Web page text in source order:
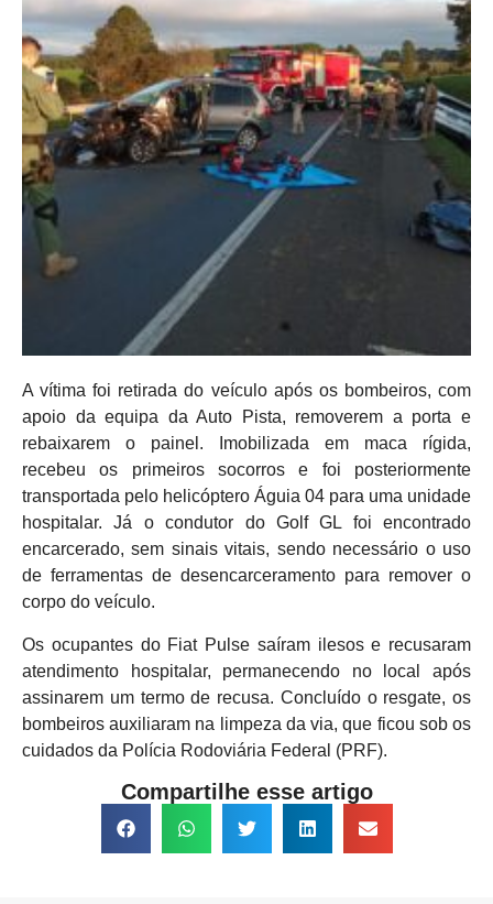
A vítima foi retirada do veículo após os bombeiros, com
apoio da equipa da Auto Pista, removerem a porta e
rebaixarem o painel. Imobilizada em maca rígida,
recebeu os primeiros socorros e foi posteriormente
transportada pelo helicóptero Águia 04 para uma unidade
hospitalar. Já o condutor do Golf GL foi encontrado
encarcerado, sem sinais vitais, sendo necessário o uso
de ferramentas de desencarceramento para remover o
corpo do veículo.
Os ocupantes do Fiat Pulse saíram ilesos e recusaram
atendimento hospitalar, permanecendo no local após
assinarem um termo de recusa. Concluído o resgate, os
bombeiros auxiliaram na limpeza da via, que ficou sob os
cuidados da Polícia Rodoviária Federal (PRF).
Compartilhe esse artigo